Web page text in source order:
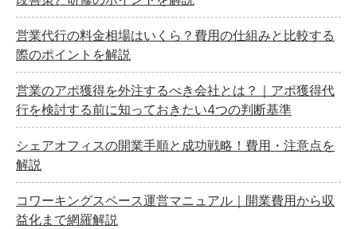
営業代行の料金相場はいくら？費用の仕組みと比較する
際のポイントを解説
営業のアポ獲得を外注するべき会社とは？｜アポ獲得代
行を検討する前に知っておきたい4つの判断基準
シェアオフィスの開業手順と成功戦略！費用・注意点を
解説
コワーキングスペース運営マニュアル｜開業費用から収
益化まで網羅解説